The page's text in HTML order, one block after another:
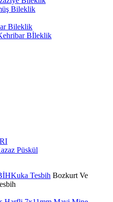
Bileklik
Bileklik
Bİleklik
Püskül
Kuka Tesbih Bozkurt Ve